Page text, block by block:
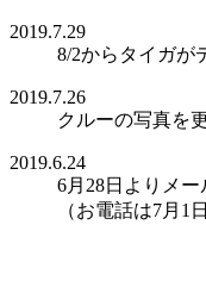
2019.7.29
8/2からタイガが
2019.7.26
クルーの写真を
2019.6.24
6月28日よりメ
（お電話は7月1